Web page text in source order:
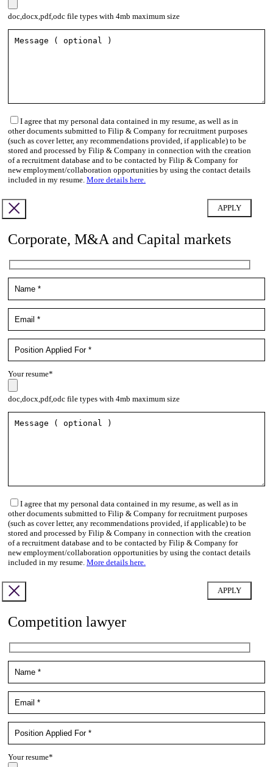
doc,docx,pdf,odc file types with 4mb maximum size
I agree that my personal data contained in my resume, as well as in
other documents submitted to Filip & Company for recruitment purposes
(such as cover letter, any recommendations provided, if applicable) to be
stored and processed by Filip & Company in connection with the creation
of a recruitment database and to be contacted by Filip & Company for
new employment/collaboration opportunities by using the contact details
included in my resume. More details here.
Corporate, M&A and Capital markets
Your resume*
doc,docx,pdf,odc file types with 4mb maximum size
I agree that my personal data contained in my resume, as well as in
other documents submitted to Filip & Company for recruitment purposes
(such as cover letter, any recommendations provided, if applicable) to be
stored and processed by Filip & Company in connection with the creation
of a recruitment database and to be contacted by Filip & Company for
new employment/collaboration opportunities by using the contact details
included in my resume. More details here.
Competition lawyer
Your resume*